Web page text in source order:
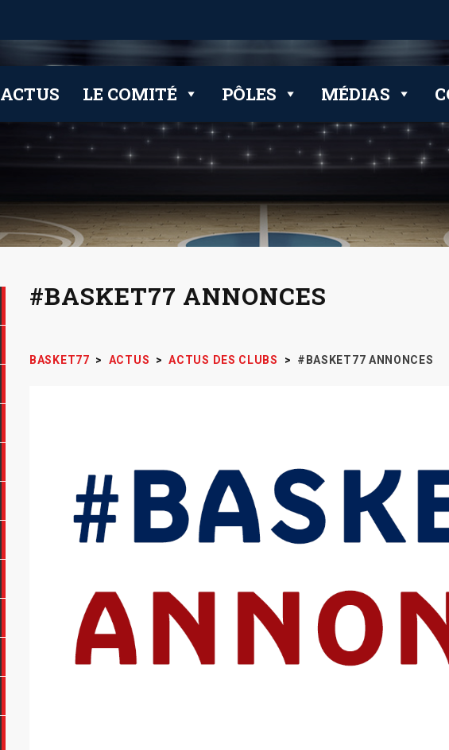
ACTUS LE COMITÉ PÔLES MÉDIAS
#BASKET77 ANNONCES
BASKET77 > ACTUS > ACTUS DES CLUBS > #BASKET77 ANNONCES